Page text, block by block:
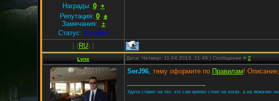
Награды: 0 +
Репутация: 0 ±
Замечания: ±
Статус: В рейсе
[ (RU) ]
Lynx Дата: Четверг, 11.04.2013, 21:49 | Сообщение # 2
SerJ96 тему оформите по Правилам!
Удача ставит на тех, кто сам крепко стоит на ногах, а на лежачих